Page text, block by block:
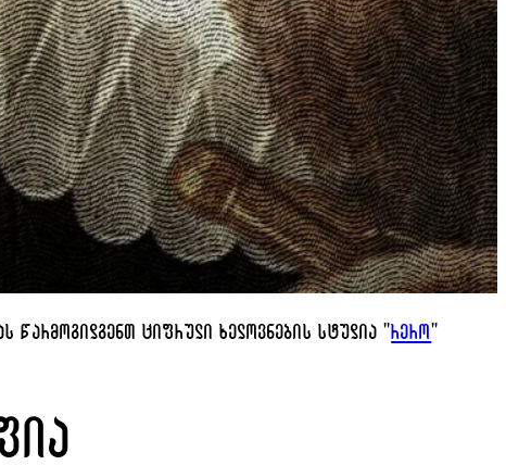
წარმოგიდგენთ ციფრული ხელოვნების სტუდია " რერო "